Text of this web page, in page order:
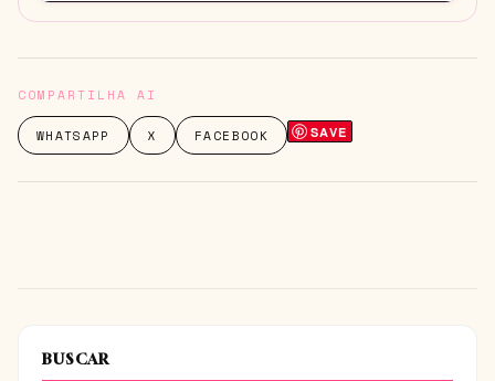
COMPARTILHA AI
WHATSAPP X FACEBOOK SAVE
BUSCAR